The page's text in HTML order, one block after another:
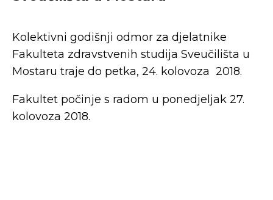
Kolektivni godišnji odmor za djelatnike
Fakulteta zdravstvenih studija Sveučilišta u
Mostaru traje do petka, 24. kolovoza 2018.
Fakultet počinje s radom u ponedjeljak 27.
kolovoza 2018.